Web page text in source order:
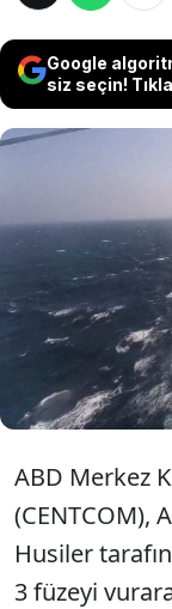
Google
siz seçin!
ABD Merkez
(CENTCOM),
Husiler
3 füzeyi